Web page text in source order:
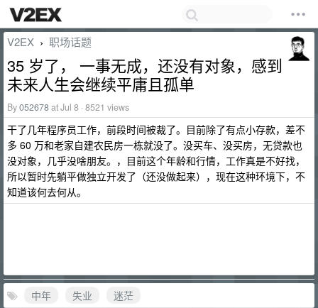
V2EX › 职场话题
35 岁了， 一事无成，还没有对象，感到
未来人生会继续平庸且孤单
By052678at Jul 8 · 8521 views
干了几年程序员工作，前段时间被裁了。目前除了有点小存款，差不
多 60 万和老家自建农民房一栋就没了。没买车、没买房，无贷款也
没对象，几乎没啥朋友。，目前这个年龄和行情，工作真是不好找，
所以暂时先躺平做独立开发了（还没做起来），现在这种环境下，不
知道该何去何从。
中年 失业
迷茫